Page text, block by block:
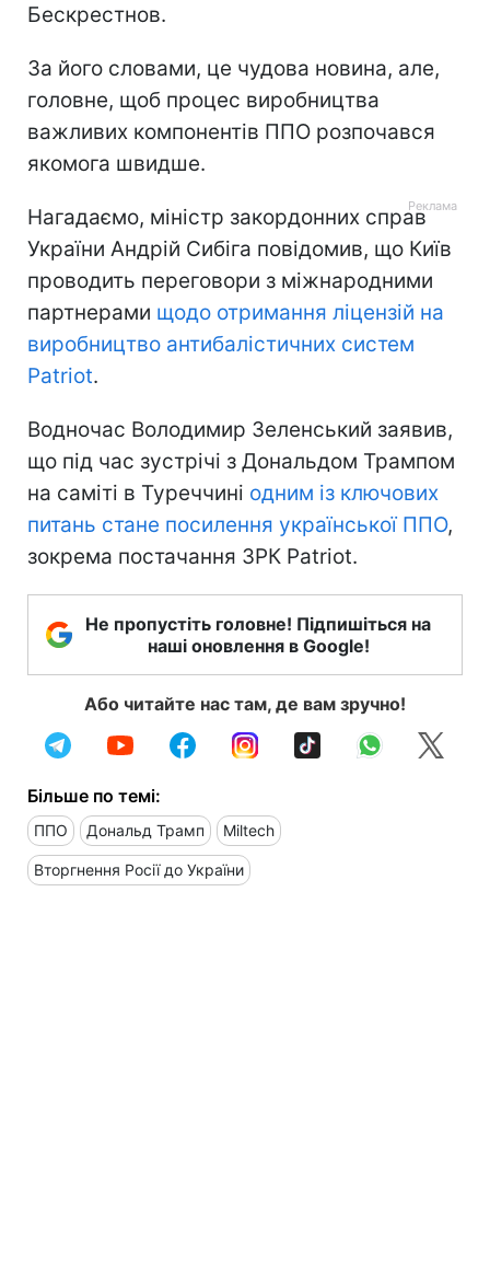
Бескрестнов.
За його словами, це чудова новина, але,
головне, щоб процес виробництва
важливих компонентів ППО розпочався
якомога швидше.
Нагадаємо, міністр закордонних справ
України Андрій Сибіга повідомив, що Київ
проводить переговори з міжнародними
партнерами щодо отримання ліцензій на
виробництво антибалістичних систем
Patriot.
Водночас Володимир Зеленський заявив,
що під час зустрічі з Дональдом Трампом
на саміті в Туреччині одним із ключових
питань стане посилення української ППО,
зокрема постачання ЗРК Patriot.
Не пропустіть головне! Підпишіться на
наші оновлення в Google!
Або читайте нас там, де вам зручно!
Більше по темі:
ППО Дональд Трамп Miltech
Вторгнення Росії до України